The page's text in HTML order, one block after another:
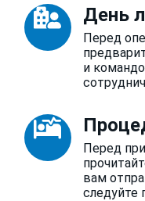
День
Перед
и
Перед
вам
следуйте